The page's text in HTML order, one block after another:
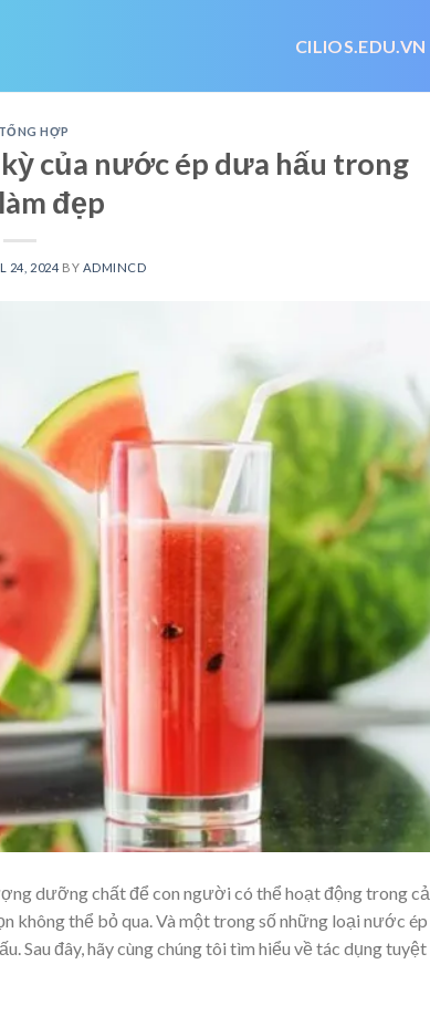
CILIOS.EDU.VN
HỢP
của nước ép dưa hấu trong
đẹp
24, 2024 BY ADMINCD
dưỡng chất để con người có thể hoạt động trong cả
không thể bỏ qua. Và một trong số những loại nước ép
Sau đây, hãy cùng chúng tôi tìm hiểu về tác dụng tuyệt